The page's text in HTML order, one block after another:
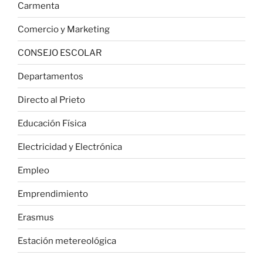
Carmenta
Comercio y Marketing
CONSEJO ESCOLAR
Departamentos
Directo al Prieto
Educación Física
Electricidad y Electrónica
Empleo
Emprendimiento
Erasmus
Estación metereológica